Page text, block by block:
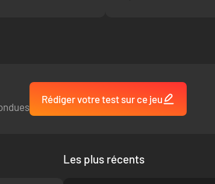
Rédiger votre test sur ce jeu
Les plus récents